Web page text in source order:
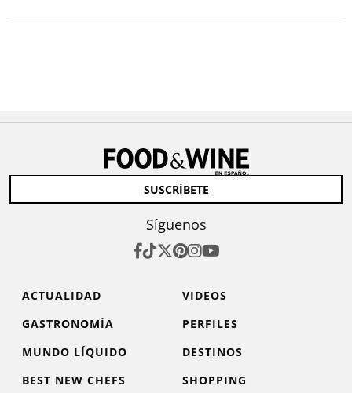
SUSCRÍBETE
Síguenos
ACTUALIDAD
VIDEOS
GASTRONOMÍA
PERFILES
MUNDO LÍQUIDO
DESTINOS
BEST NEW CHEFS
SHOPPING